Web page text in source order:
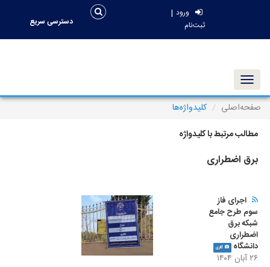
ورود |
ثبت‌نام دسترسی سریع
Toggle navigation
صفحه‌اصلی
کلیدواژه‌ها
مطالب مرتبط با کلیدواژه
برق اضطراری
اجرای فاز
سوم طرح جامع
شبکه برق
اضطراری
دانشگاه
گالری
۲۶ آبان ۱۴۰۴